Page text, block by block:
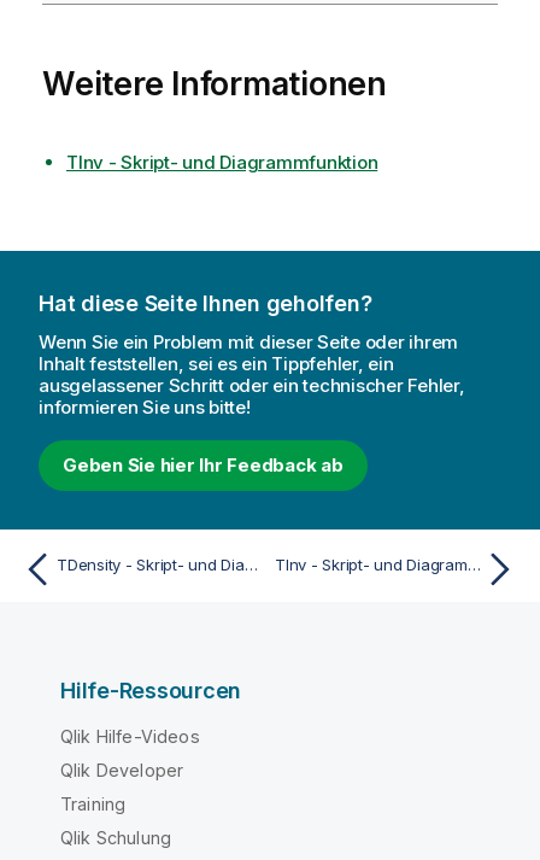
Weitere Informationen
TInv - Skript- und Diagrammfunktion
Hat diese Seite Ihnen geholfen?
Wenn Sie ein Problem mit dieser Seite oder ihrem
Inhalt feststellen, sei es ein Tippfehler, ein
ausgelassener Schritt oder ein technischer Fehler,
informieren Sie uns bitte!
Geben Sie hier Ihr Feedback ab
TDensity - Skript- und Diagrammfunktion TInv - Skript- und Diagrammfunktion
Hilfe-Ressourcen
Qlik Hilfe-Videos
Qlik Developer
Training
Qlik Schulung